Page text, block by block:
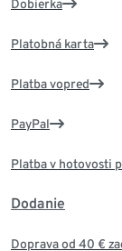
Dobierka
Platobná karta
Platba vopred
PayPal
Platba v hotovosti
Dodanie
Doprava od 40 €